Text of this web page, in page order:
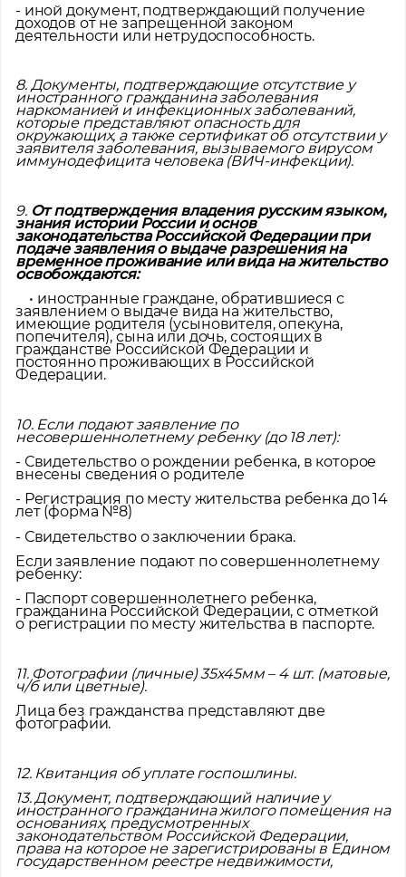
- иной документ, подтверждающий получение
доходов от не запрещенной законом
деятельности или нетрудоспособность.
8. Документы, подтверждающие отсутствие у
иностранного гражданина заболевания
наркоманией и инфекционных заболеваний,
которые представляют опасность для
окружающих, а также сертификат об отсутствии у
заявителя заболевания, вызываемого вирусом
иммунодефицита человека (ВИЧ-инфекции).
9. От подтверждения владения русским языком,
знания истории России и основ
законодательства Российской Федерации при
подаче заявления о выдаче разрешения на
временное проживание или вида на жительство
освобождаются:
• иностранные граждане, обратившиеся с
заявлением о выдаче вида на жительство,
имеющие родителя (усыновителя, опекуна,
попечителя), сына или дочь, состоящих в
гражданстве Российской Федерации и
постоянно проживающих в Российской
Федерации.
10. Если подают заявление по
несовершеннолетнему ребенку (до 18 лет):
- Свидетельство о рождении ребенка, в которое
внесены сведения о родителе
- Регистрация по месту жительства ребенка до 14
лет (форма №8)
- Свидетельство о заключении брака.
Если заявление подают по совершеннолетнему
ребенку:
- Паспорт совершеннолетнего ребенка,
гражданина Российской Федерации, с отметкой
о регистрации по месту жительства в паспорте.
11. Фотографии (личные) 35х45мм – 4 шт. (матовые,
ч/б или цветные).
Лица без гражданства представляют две
фотографии.
12. Квитанция об уплате госпошлины.
13. Документ, подтверждающий наличие у
иностранного гражданина жилого помещения на
основаниях, предусмотренных
законодательством Российской Федерации,
права на которое не зарегистрированы в Едином
государственном реестре недвижимости,